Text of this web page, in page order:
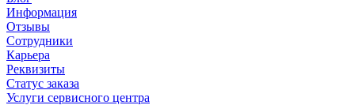
Информация
Отзывы
Сотрудники
Карьера
Реквизиты
Статус заказа
Услуги сервисного центра